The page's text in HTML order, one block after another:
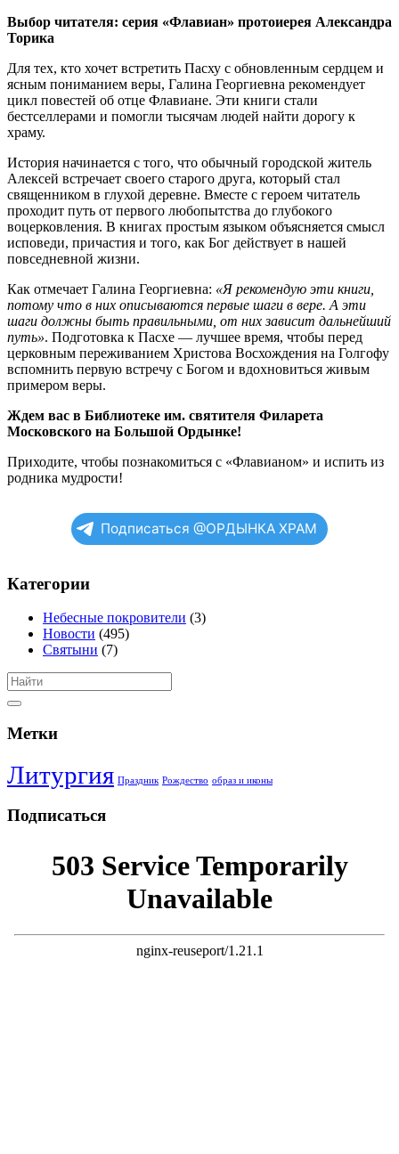
Выбор читателя: серия «Флавиан» протоиерея Александра
Торика
Для тех, кто хочет встретить Пасху с обновленным сердцем и
ясным пониманием веры, Галина Георгиевна рекомендует
цикл повестей об отце Флавиане. Эти книги стали
бестселлерами и помогли тысячам людей найти дорогу к
храму.
История начинается с того, что обычный городской житель
Алексей встречает своего старого друга, который стал
священником в глухой деревне. Вместе с героем читатель
проходит путь от первого любопытства до глубокого
воцерковления. В книгах простым языком объясняется смысл
исповеди, причастия и того, как Бог действует в нашей
повседневной жизни.
Как отмечает Галина Георгиевна: «Я рекомендую эти книги,
потому что в них описываются первые шаги в вере. А эти
шаги должны быть правильными, от них зависит дальнейший
путь». Подготовка к Пасхе — лучшее время, чтобы перед
церковным переживанием Христова Восхождения на Голгофу
вспомнить первую встречу с Богом и вдохновиться живым
примером веры.
Ждем вас в Библиотеке им. святителя Филарета
Московского на Большой Ордынке!
Приходите, чтобы познакомиться с «Флавианом» и испить из
родника мудрости!
Подписаться @ОРДЫНКА ХРАМ
Категории
Небесные покровители (3)
Новости (495)
Святыни (7)
Метки
Литургия Праздник Рождество образ и иконы
Подписаться